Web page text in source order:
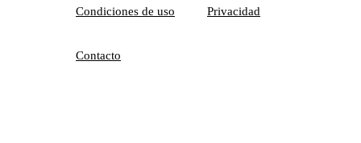
Condiciones de uso Privacidad
Contacto